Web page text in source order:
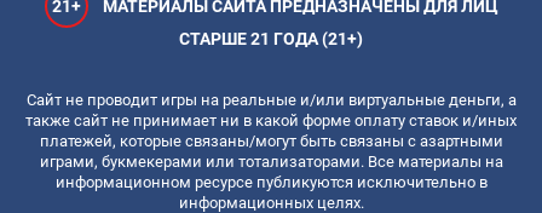
21+
МАТЕРИАЛЫ САЙТА ПРЕДНАЗНАЧЕНЫ ДЛЯ ЛИЦ
СТАРШЕ 21 ГОДА (21+)
Сайт не проводит игры на реальные и/или виртуальные деньги, а
также сайт не принимает ни в какой форме оплату ставок и/иных
платежей, которые связаны/могут быть связаны с азартными
играми, букмекерами или тотализаторами. Все материалы на
информационном ресурсе публикуются исключительно в
информационных целях.